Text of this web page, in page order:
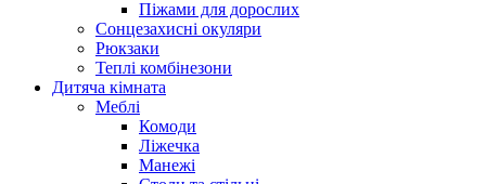
Піжами для дорослих
Сонцезахисні окуляри
Рюкзаки
Теплі комбінезони
Дитяча кімната
Меблі
Комоди
Ліжечка
Манежі